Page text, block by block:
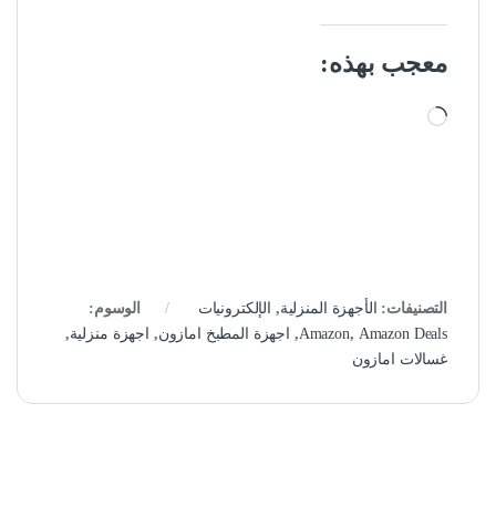
معجب بهذه:
جاري التحميل…
التصنيفات: الأجهزة المنزلية, الإلكترونيات
الوسوم:
Amazon, Amazon Deals
, اجهزة المطبخ امازون, اجهزة منزلية,
غسالات امازون